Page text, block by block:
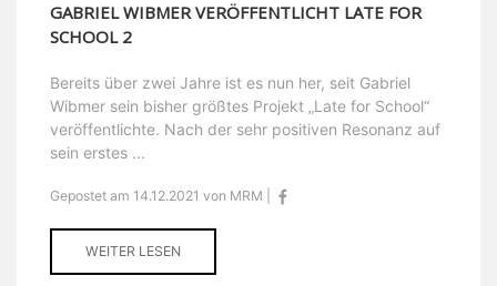
GABRIEL WIBMER VERÖFFENTLICHT LATE FOR
SCHOOL 2
Bereits über zwei Jahre ist es nun her, seit Gabriel
Wibmer sein bisher größtes Projekt „Late for School“
veröffentlichte. Nach der sehr positiven Resonanz auf
sein erstes ...
Gepostet am 14.12.2021 von MRM |
WEITER LESEN